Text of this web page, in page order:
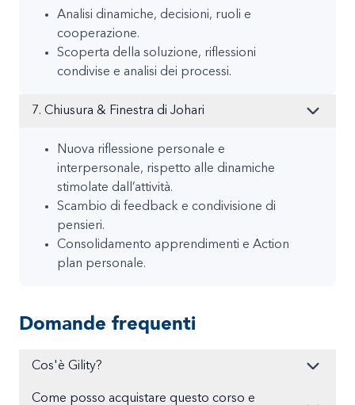
Analisi dinamiche, decisioni, ruoli e
cooperazione.
Scoperta della soluzione, riflessioni
condivise e analisi dei processi.
7. Chiusura & Finestra di Johari
Nuova riflessione personale e
interpersonale, rispetto alle dinamiche
stimolate dall’attività.
Scambio di feedback e condivisione di
pensieri.
Consolidamento apprendimenti e Action
plan personale.
Domande frequenti
Cos'è Gility?
Come posso acquistare questo corso e